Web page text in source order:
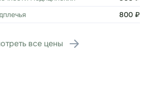
800 ₽
все цены